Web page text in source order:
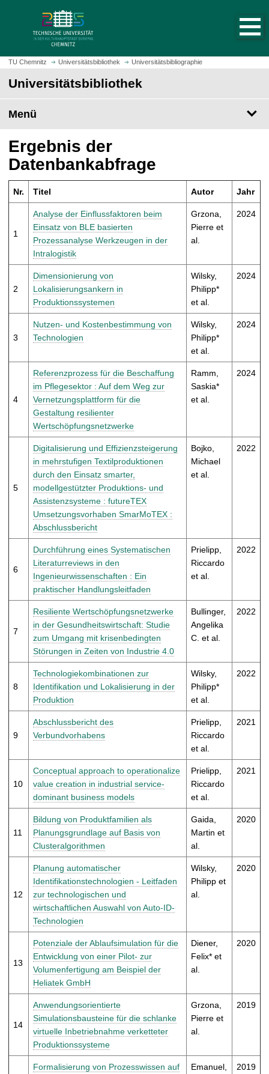
z
m
t
e
i
t
u
f
u
f
TU Chemnitz Universitätsbibliothek Universitätsbibliographie
Universitätsbibliothek
Menü
Ergebnis der
Datenbankabfrage
Nr. Titel Autor Jahr
1
Analyse der Einflussfaktoren beim
Einsatz von BLE basierten
Prozessanalyse Werkzeugen in der
Intralogistik
Grzona,
Pierre et
al.
2024
2
Dimensionierung von
Lokalisierungsankern in
Produktionssystemen
Wilsky,
Philipp*
et al.
2024
3
Nutzen- und Kostenbestimmung von
Technologien
Wilsky,
Philipp*
et al.
2024
4
Referenzprozess für die Beschaffung
im Pflegesektor : Auf dem Weg zur
Vernetzungsplattform für die
Gestaltung resilienter
Wertschöpfungsnetzwerke
Ramm,
Saskia*
et al.
2024
5
Digitalisierung und Effizienzsteigerung
in mehrstufigen Textilproduktionen
durch den Einsatz smarter,
modellgestützter Produktions- und
Assistenzsysteme : futureTEX
Umsetzungsvorhaben SmarMoTEX :
Abschlussbericht
Bojko,
Michael
et al.
2022
6
Durchführung eines Systematischen
Literaturreviews in den
Ingenieurwissenschaften : Ein
praktischer Handlungsleitfaden
Prielipp,
Riccardo
et al.
2022
7
Resiliente Wertschöpfungsnetzwerke
in der Gesundheitswirtschaft: Studie
zum Umgang mit krisenbedingten
Störungen in Zeiten von Industrie 4.0
Bullinger,
Angelika
C. et al.
2022
8
Technologiekombinationen zur
Identifikation und Lokalisierung in der
Produktion
Wilsky,
Philipp*
et al.
2022
9
Abschlussbericht des
Verbundvorhabens
Prielipp,
Riccardo
et al.
2021
10
Conceptual approach to operationalize
value creation in industrial service-
dominant business models
Prielipp,
Riccardo
et al.
2021
11
Bildung von Produktfamilien als
Planungsgrundlage auf Basis von
Clusteralgorithmen
Gaida,
Martin et
al.
2020
12
Planung automatischer
Identifikationstechnologien - Leitfaden
zur technologischen und
wirtschaftlichen Auswahl von Auto-ID-
Technologien
Wilsky,
Philipp et
al.
2020
13
Potenziale der Ablaufsimulation für die
Entwicklung von einer Pilot- zur
Volumenfertigung am Beispiel der
Heliatek GmbH
Diener,
Felix* et
al.
2020
14
Anwendungsorientierte
Simulationsbausteine für die schlanke
virtuelle Inbetriebnahme verketteter
Produktionssysteme
Grzona,
Pierre et
al.
2019
Formalisierung von Prozesswissen auf
Emanuel,
2019